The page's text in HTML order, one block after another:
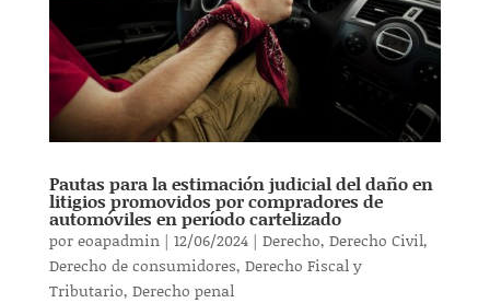
Pautas para la estimación judicial del daño en
litigios promovidos por compradores de
automóviles en período cartelizado
poreoapadmin| 12/06/2024| Derecho, Derecho Civil,
Derecho de consumidores, Derecho Fiscal y
Tributario, Derecho penal